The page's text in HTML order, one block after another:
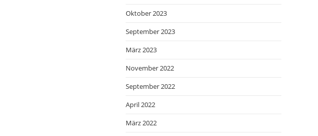
Oktober 2023
September 2023
März 2023
November 2022
September 2022
April 2022
März 2022